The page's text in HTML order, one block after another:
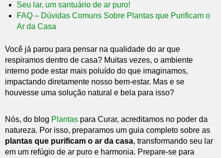
Seu lar, um santuário de ar puro!
FAQ – Dúvidas Comuns Sobre Plantas que Purificam o
Ar da Casa
Você já parou para pensar na qualidade do ar que
respiramos dentro de casa? Muitas vezes, o ambiente
interno pode estar mais poluído do que imaginamos,
impactando diretamente nosso bem-estar. Mas e se
houvesse uma solução natural e bela para isso?
Nós, do blog Plantas para Curar, acreditamos no poder da
natureza. Por isso, preparamos um guia completo sobre as
plantas que purificam o ar da casa, transformando seu lar
em um refúgio de ar puro e harmonia. Prepare-se para